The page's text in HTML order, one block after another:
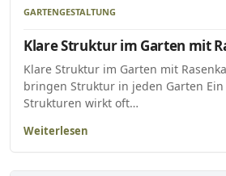
GARTENGESTALTUNG
Klare Struktur im Garten mit
Klare Struktur im Garten mit
bringen Struktur in jeden Garten
Strukturen wirkt oft…
Weiterlesen